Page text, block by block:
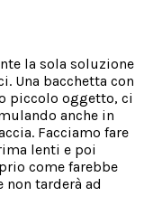
la sola soluzione
Una bacchetta con
piccolo oggetto, ci
anche in
Facciamo fare
lenti e poi
come farebbe
non tarderà ad